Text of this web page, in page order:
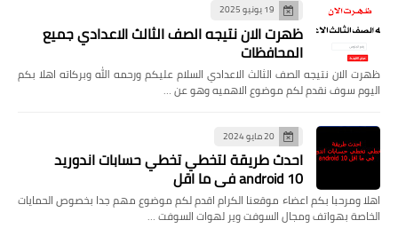
19 يونيو 2025
ظهرت الان نتيجه الصف الثالث الاعدادي جميع
المحافظات
ظهرت الان نتيجه الصف الثالث الاعدادي السلام عليكم ورحمه الله وبركاته اهلا بكم
اليوم سوف نقدم لكم موضوع الاهميه وهو عن …
20 مايو 2024
احدث طريقة لتخطي تخطي حسابات اندوريد
android 10 في ما اقل
اهلا ومرحبا بكم اعضاء موقعنا الكرام اقدم لكم موضوع مهم جدا بخصوص الحمايات
الخاصة بهواتف ومجال السوفت وير لهوات السوفت …